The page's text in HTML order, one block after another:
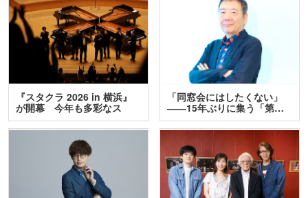
『スタクラ 2026 in 横浜』
が開幕 今年も多彩なス
テ…
「同窓会にはしたくない」
――15年ぶりに集う「第…